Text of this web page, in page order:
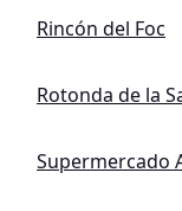
Rincón del Foc
Rotonda de la
Supermercado